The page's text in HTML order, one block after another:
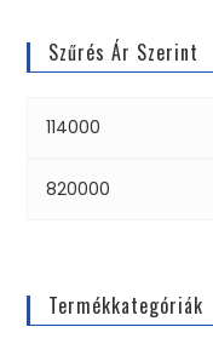
Szűrés Ár Szerint
Termékkategóriák